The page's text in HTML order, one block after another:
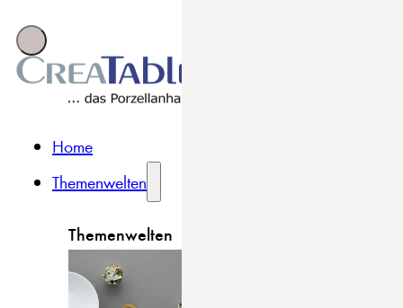
Home
Themenwelten
Themenwelten